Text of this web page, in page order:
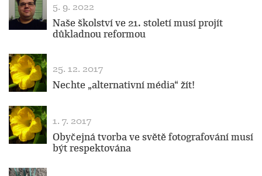
5. 9. 2022
Naše školství ve 21. století musí projít
důkladnou reformou
25. 12. 2017
Nechte „alternativní média“ žít!
1. 7. 2017
Obyčejná tvorba ve světě fotografování musí
být respektována